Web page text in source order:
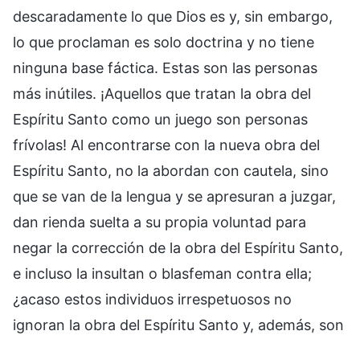
descaradamente lo que Dios es y, sin embargo,
lo que proclaman es solo doctrina y no tiene
ninguna base fáctica. Estas son las personas
más inútiles. ¡Aquellos que tratan la obra del
Espíritu Santo como un juego son personas
frívolas! Al encontrarse con la nueva obra del
Espíritu Santo, no la abordan con cautela, sino
que se van de la lengua y se apresuran a juzgar,
dan rienda suelta a su propia voluntad para
negar la corrección de la obra del Espíritu Santo,
e incluso la insultan o blasfeman contra ella;
¿acaso estos individuos irrespetuosos no
ignoran la obra del Espíritu Santo y, además, son